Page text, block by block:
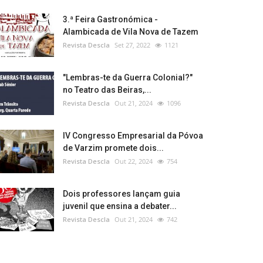
3.ª Feira Gastronómica -
Alambicada de Vila Nova de Tazem
Revista Descla Set 27, 2022 1121
"Lembras-te da Guerra Colonial?"
no Teatro das Beiras,...
Revista Descla Out 21, 2024 1096
IV Congresso Empresarial da Póvoa
de Varzim promete dois...
Revista Descla Out 22, 2024 754
Dois professores lançam guia
juvenil que ensina a debater...
Revista Descla Out 21, 2024 742